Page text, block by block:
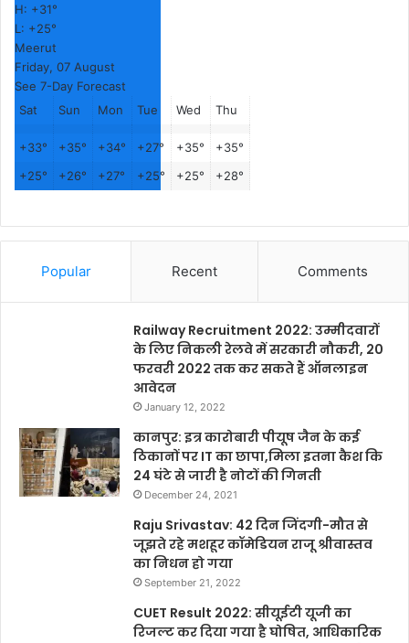
H: +31°
L: +25°
Meerut
Friday, 07 August
See 7-Day Forecast
Sat
Sun Mon Tue Wed Thu
+33° +35° +34° +27° +35° +35°
+25° +26° +27° +25° +25° +28°
Popular Recent Comments
Railway Recruitment 2022: उम्मीदवारों
के लिए निकली रेलवे में सरकारी नौकरी, 20
फरवरी 2022 तक कर सकते हैं ऑनलाइन
आवेदन
January 12, 2022
कानपुर: इत्र कारोबारी पीयूष जैन के कई
ठिकानों पर IT का छापा,मिला इतना कैश कि
24 घंटे से जारी है नोटों की गिनती
December 24, 2021
Raju Srivastav: 42 दिन जिंदगी-मौत से
जूझते रहे मशहूर कॉमेडियन राजू श्रीवास्तव
का निधन हो गया
September 21, 2022
CUET Result 2022: सीयूईटी यूजी का
रिजल्ट कर दिया गया है घोषित, आधिकारिक